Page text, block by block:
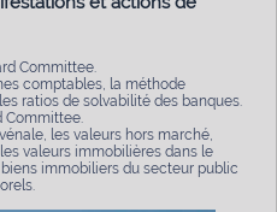
Committee.
comptables, la méthode
ratios de solvabilité des banques.
Committee.
les valeurs hors marché,
valeurs immobilières dans le
immobiliers du secteur public